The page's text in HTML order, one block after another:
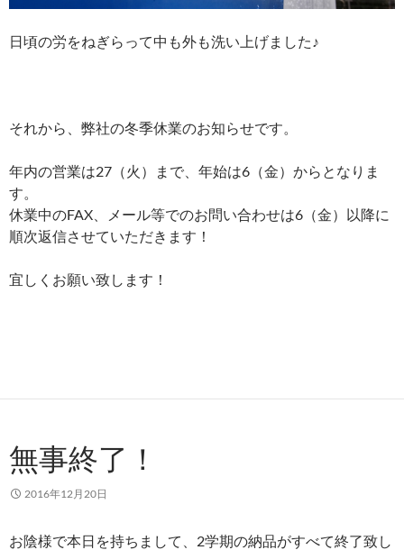
日頃の労をねぎらって中も外も洗い上げました♪
それから、弊社の冬季休業のお知らせです。
年内の営業は27（火）まで、年始は6（金）からとなりま
す。
休業中のFAX、メール等でのお問い合わせは6（金）以降に
順次返信させていただきます！
宜しくお願い致します！
無事終了！
2016年12月20日
お陰様で本日を持ちまして、2学期の納品がすべて終了致し